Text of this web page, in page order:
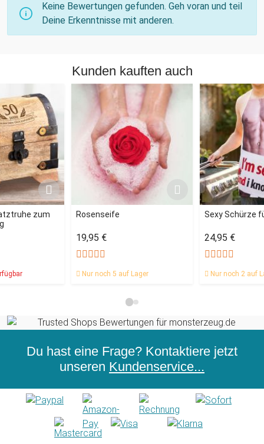
Keine Bewertungen gefunden. Geh voran und teil
Deine Erkenntnisse mit anderen.
Kunden kauften auch
zum
Rosenseife
19,95 €
Nur noch 5 auf Lager
Sexy Schürze
24,95 €
Nur noch 2 auf
Du hast eine Frage? Kontaktiere jetzt
unseren Kundenservice...